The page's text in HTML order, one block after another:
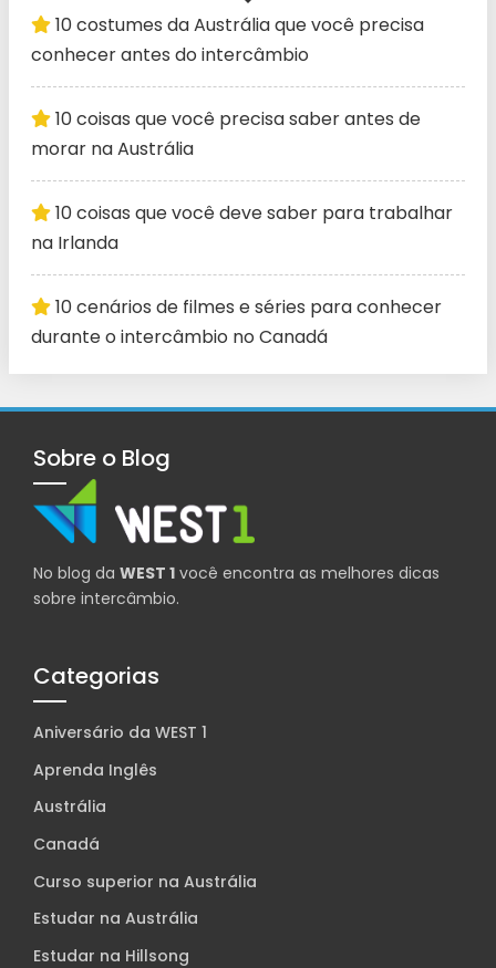
10 costumes da Austrália que você precisa
conhecer antes do intercâmbio
10 coisas que você precisa saber antes de
morar na Austrália
10 coisas que você deve saber para trabalhar
na Irlanda
10 cenários de filmes e séries para conhecer
durante o intercâmbio no Canadá
Sobre o Blog
No blog da WEST 1 você encontra as melhores dicas
sobre intercâmbio.
Categorias
Aniversário da WEST 1
Aprenda Inglês
Austrália
Canadá
Curso superior na Austrália
Estudar na Austrália
Estudar na Hillsong